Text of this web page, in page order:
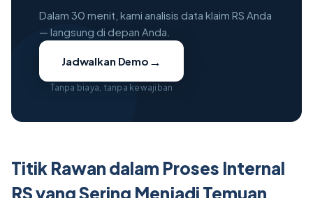
Dalam 30 menit, kami analisis data klaim RS Anda
— langsung di depan Anda.
Jadwalkan Demo →
Tanpa biaya, tanpa kewajiban
Titik Rawan dalam Proses Internal
RS yang Sering Menjadi Temuan